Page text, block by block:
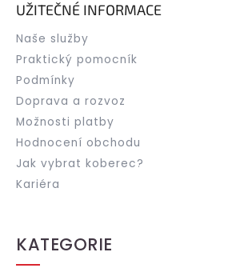
UŽITEČNÉ INFORMACE
Naše služby
Praktický pomocník
Podmínky
Doprava a rozvoz
Možnosti platby
Hodnocení obchodu
Jak vybrat koberec?
Kariéra
KATEGORIE